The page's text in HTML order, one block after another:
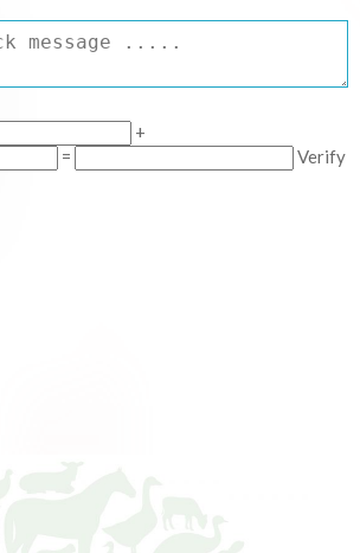
+
=
Verify